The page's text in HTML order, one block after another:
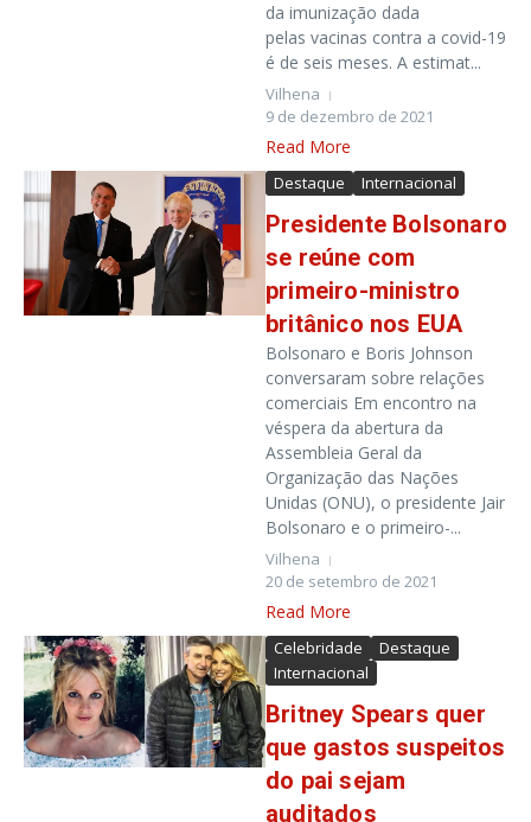
da imunização dada
pelas vacinas contra a covid-19
é de seis meses. A estimat...
Vilhena
9 de dezembro de 2021
Read More
Destaque Internacional
Presidente Bolsonaro
se reúne com
primeiro-ministro
britânico nos EUA
Bolsonaro e Boris Johnson
conversaram sobre relações
comerciais Em encontro na
véspera da abertura da
Assembleia Geral da
Organização das Nações
Unidas (ONU), o presidente Jair
Bolsonaro e o primeiro-...
Vilhena
20 de setembro de 2021
Read More
Celebridade
Destaque
Internacional
Britney Spears quer
que gastos suspeitos
do pai sejam
auditados